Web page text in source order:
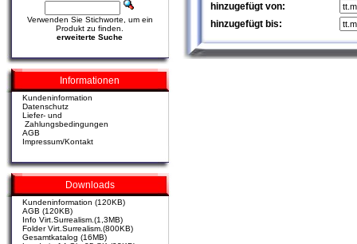
Verwenden Sie Stichworte, um ein
Produkt zu finden.
erweiterte Suche
Informationen
Kundeninformation
Datenschutz
Liefer- und
Zahlungsbedingungen
AGB
Impressum/Kontakt
Downloads
Kundeninformation (120KB)
AGB (120KB)
Info Virt.Surrealism.(1,3MB)
Folder Virt.Surrealism.(800KB)
Gesamtkatalog (16MB)
hinzugefügt von:
hinzugefügt bis: